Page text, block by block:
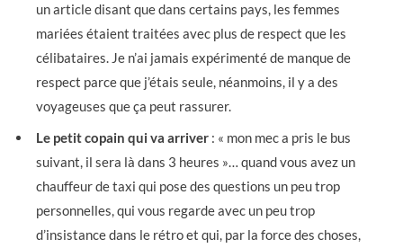
un article disant que dans certains pays, les femmes
mariées étaient traitées avec plus de respect que les
célibataires. Je n’ai jamais expérimenté de manque de
respect parce que j’étais seule, néanmoins, il y a des
voyageuses que ça peut rassurer.
Le petit copain qui va arriver : « mon mec a pris le bus
suivant, il sera là dans 3 heures »… quand vous avez un
chauffeur de taxi qui pose des questions un peu trop
personnelles, qui vous regarde avec un peu trop
d’insistance dans le rétro et qui, par la force des choses,